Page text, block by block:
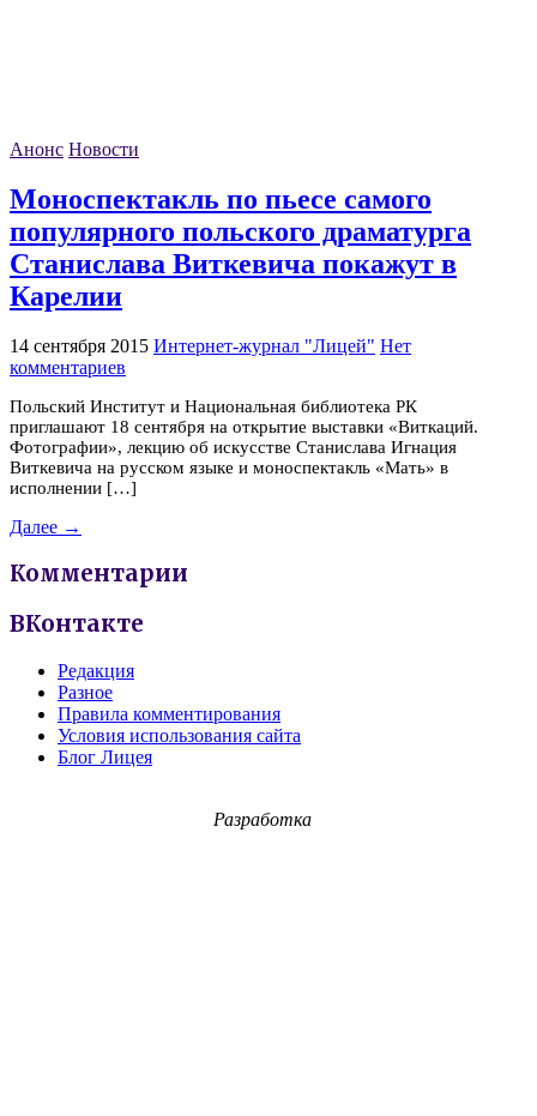
Анонс Новости
Моноспектакль по пьесе самого
популярного польского драматурга
Станислава Виткевича покажут в
Карелии
14 сентября 2015 Интернет-журнал "Лицей" Нет
комментариев
Польский Институт и Национальная библиотека РК
приглашают 18 сентября на открытие выставки «Виткаций.
Фотографии», лекцию об искусстве Станислава Игнация
Виткевича на русском языке и моноспектакль «Мать» в
исполнении […]
Далее →
Комментарии
ВКонтакте
Редакция
Разное
Правила комментирования
Условия использования сайта
Блог Лицея
Разработка